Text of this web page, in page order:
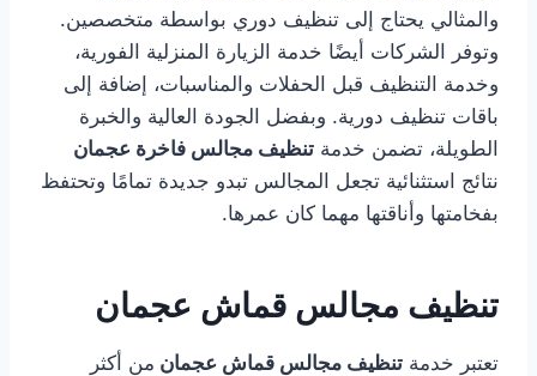
والمثالي يحتاج إلى تنظيف دوري بواسطة متخصصين.
وتوفر الشركات أيضًا خدمة الزيارة المنزلية الفورية،
وخدمة التنظيف قبل الحفلات والمناسبات، إضافة إلى
باقات تنظيف دورية. وبفضل الجودة العالية والخبرة
الطويلة، تضمن خدمة تنظيف مجالس فاخرة عجمان
نتائج استثنائية تجعل المجالس تبدو جديدة تمامًا وتحتفظ
بفخامتها وأناقتها مهما كان عمرها.
تنظيف مجالس قماش عجمان
تعتبر خدمة تنظيف مجالس قماش عجمان من أكثر